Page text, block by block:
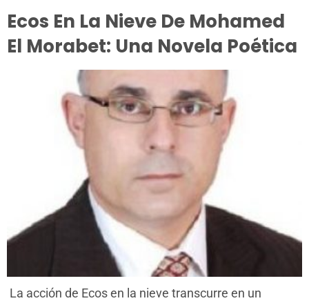
Ecos En La Nieve De Mohamed
El Morabet: Una Novela Poética
La acción de Ecos en la nieve transcurre en un